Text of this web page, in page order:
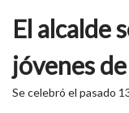
El alcalde
jóvenes
Se celebró el pasado